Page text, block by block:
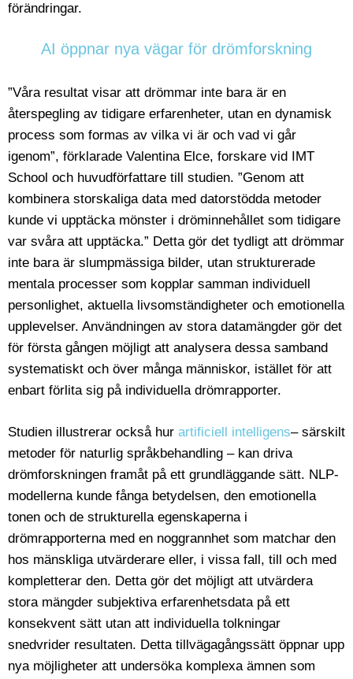
förändringar.
AI öppnar nya vägar för drömforskning
”Våra resultat visar att drömmar inte bara är en
återspegling av tidigare erfarenheter, utan en dynamisk
process som formas av vilka vi är och vad vi går
igenom”, förklarade Valentina Elce, forskare vid IMT
School och huvudförfattare till studien. ”Genom att
kombinera storskaliga data med datorstödda metoder
kunde vi upptäcka mönster i dröminnehållet som tidigare
var svåra att upptäcka.” Detta gör det tydligt att drömmar
inte bara är slumpmässiga bilder, utan strukturerade
mentala processer som kopplar samman individuell
personlighet, aktuella livsomständigheter och emotionella
upplevelser. Användningen av stora datamängder gör det
för första gången möjligt att analysera dessa samband
systematiskt och över många människor, istället för att
enbart förlita sig på individuella drömrapporter.
Studien illustrerar också hur artificiell intelligens– särskilt
metoder för naturlig språkbehandling – kan driva
drömforskningen framåt på ett grundläggande sätt. NLP-
modellerna kunde fånga betydelsen, den emotionella
tonen och de strukturella egenskaperna i
drömrapporterna med en noggrannhet som matchar den
hos mänskliga utvärderare eller, i vissa fall, till och med
kompletterar den. Detta gör det möjligt att utvärdera
stora mängder subjektiva erfarenhetsdata på ett
konsekvent sätt utan att individuella tolkningar
snedvrider resultaten. Detta tillvägagångssätt öppnar upp
nya möjligheter att undersöka komplexa ämnen som